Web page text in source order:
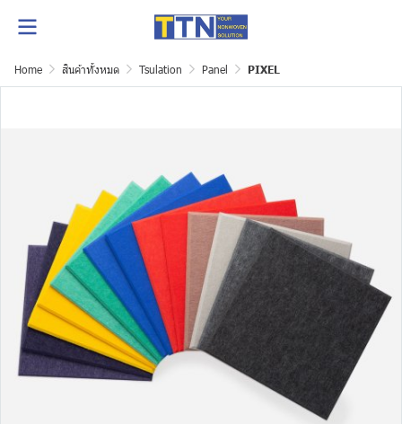
Home สินค้าทั้งหมด Tsulation Panel PIXEL